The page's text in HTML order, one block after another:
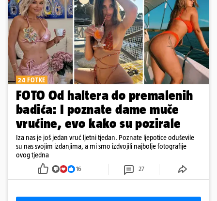
24 FOTKE
FOTO Od haltera do premalenih
badića: I poznate dame muče
vrućine, evo kako su pozirale
Iza nas je još jedan vruć ljetni tjedan. Poznate ljepotice oduševile
su nas svojim izdanjima, a mi smo izdvojili najbolje fotografije
ovog tjedna
16 27